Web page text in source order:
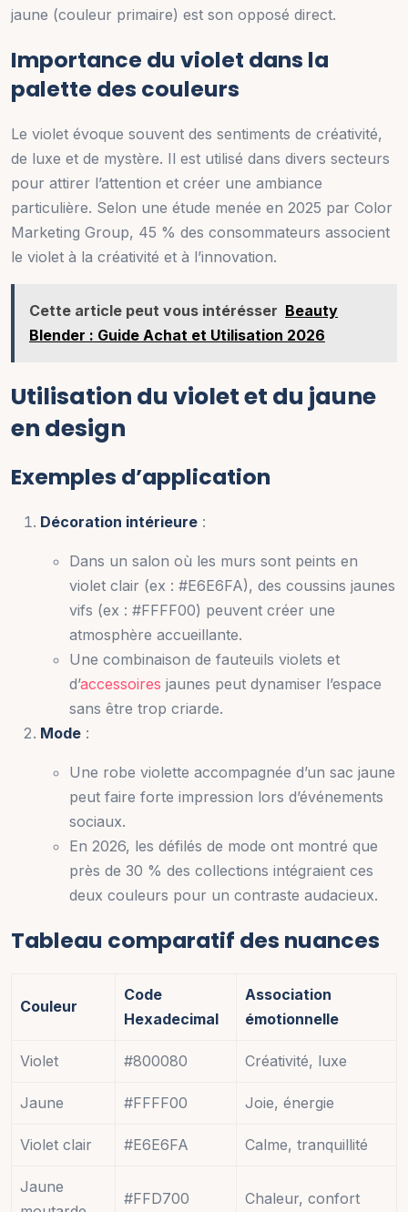
jaune (couleur primaire) est son opposé direct.
Importance du violet dans la
palette des couleurs
Le violet évoque souvent des sentiments de créativité,
de luxe et de mystère. Il est utilisé dans divers secteurs
pour attirer l’attention et créer une ambiance
particulière. Selon une étude menée en 2025 par Color
Marketing Group, 45 % des consommateurs associent
le violet à la créativité et à l’innovation.
Cette article peut vous intérésser Beauty
Blender : Guide Achat et Utilisation 2026
Utilisation du violet et du jaune
en design
Exemples d’application
Décoration intérieure :
Dans un salon où les murs sont peints en
violet clair (ex : #E6E6FA), des coussins jaunes
vifs (ex : #FFFF00) peuvent créer une
atmosphère accueillante.
Une combinaison de fauteuils violets et
d’accessoires jaunes peut dynamiser l’espace
sans être trop criarde.
Mode :
Une robe violette accompagnée d’un sac jaune
peut faire forte impression lors d’événements
sociaux.
En 2026, les défilés de mode ont montré que
près de 30 % des collections intégraient ces
deux couleurs pour un contraste audacieux.
Tableau comparatif des nuances
Couleur
Code
Hexadecimal
Association
émotionnelle
Violet #800080 Créativité, luxe
Jaune #FFFF00 Joie, énergie
Violet clair #E6E6FA Calme, tranquillité
Jaune
#FFD700 Chaleur, confort